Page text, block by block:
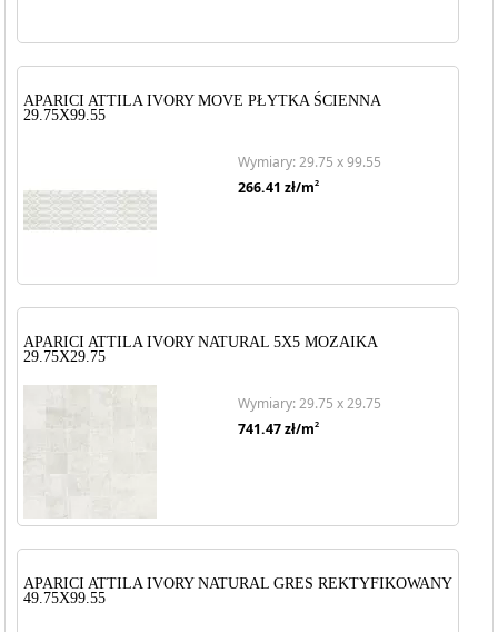
APARICI ATTILA IVORY MOVE PŁYTKA ŚCIENNA
29.75X99.55
Wymiary: 29.75 x 99.55
266.41 zł/m2
APARICI ATTILA IVORY NATURAL 5X5 MOZAIKA
29.75X29.75
Wymiary: 29.75 x 29.75
741.47zł/m2
APARICI ATTILA IVORY NATURAL GRES REKTYFIKOWANY
49.75X99.55